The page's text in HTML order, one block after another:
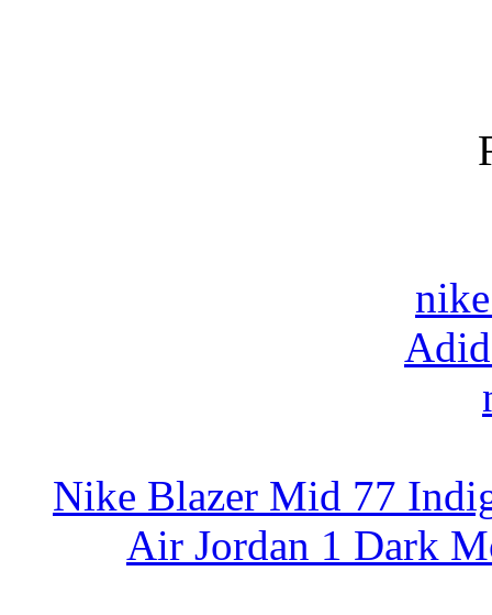
Nike Blazer Mid 77
Air Jordan 1 Dark